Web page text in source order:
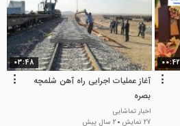
00:42
03:48
آغاز عملیات اجرایی راه آهن شلمچه
بصره
اخبار تماشایی
27 نمایش
2 سال پیش